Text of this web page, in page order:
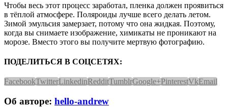
Чтобы весь этот процесс заработал, пленка должен проявиться
в тёплой атмосфере. Поляроиды лучше всего делать летом.
Зимой эмульсия замерзает, потому что она жидкая. Поэтому,
когда вы снимаете изображение, химикаты не проникают на
морозе. Вместо этого вы получите мертвую фотографию.
ПОДЕЛИТЬСЯ В СОЦСЕТЯХ:
FacebookTwitterLinkedinRedditTumblrGoogle+PinterestVkEmail
Об авторе: hello-andrew